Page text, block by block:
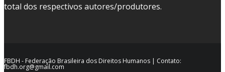
total dos respectivos autores/produtores.
FBDH - Federação Brasileira dos Direitos Humanos | Contato:
fbdh.org@gmail.com